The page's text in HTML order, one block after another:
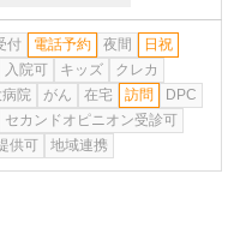
付 電話予約 夜間
日祝
入院可 キッズ
クレカ
病院 がん 在宅 訪問
DPC
セカンドオピニオン受診可
供可
地域連携